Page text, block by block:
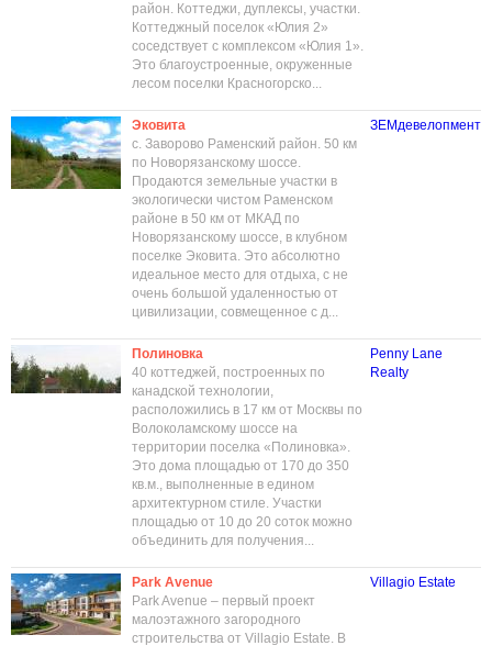
район. Коттеджи, дуплексы, участки.
Коттеджный поселок «Юлия 2»
соседствует с комплексом «Юлия 1».
Это благоустроенные, окруженные
лесом поселки Красногорско...
Эковита
с. Заворово Раменский район. 50 км
по Новорязанскому шоссе.
Продаются земельные участки в
экологически чистом Раменском
районе в 50 км от МКАД по
Новорязанскому шоссе, в клубном
поселке Эковита. Это абсолютно
идеальное место для отдыха, с не
очень большой удаленностью от
цивилизации, совмещенное с д...
ЗЕМдевелопмент
Полиновка
40 коттеджей, построенных по
канадской технологии,
расположились в 17 км от Москвы по
Волоколамскому шоссе на
территории поселка «Полиновка».
Это дома площадью от 170 до 350
кв.м., выполненные в едином
архитектурном стиле. Участки
площадью от 10 до 20 соток можно
объединить для получения...
Penny Lane
Realty
Park Avenue
Park Avenue – первый проект
малоэтажного загородного
строительства от Villagio Estate. В
Villagio Estate